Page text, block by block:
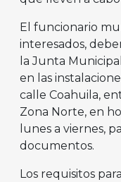
El funcionario
interesados,
la Junta
en las
calle Coahuila,
Zona Norte, en
lunes a viernes,
documentos.
Los requisitos